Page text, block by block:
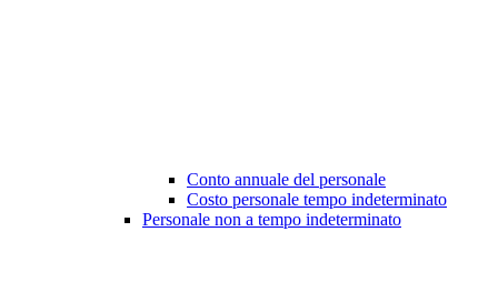
Conto annuale del personale
Costo personale tempo indeterminato
Personale non a tempo indeterminato